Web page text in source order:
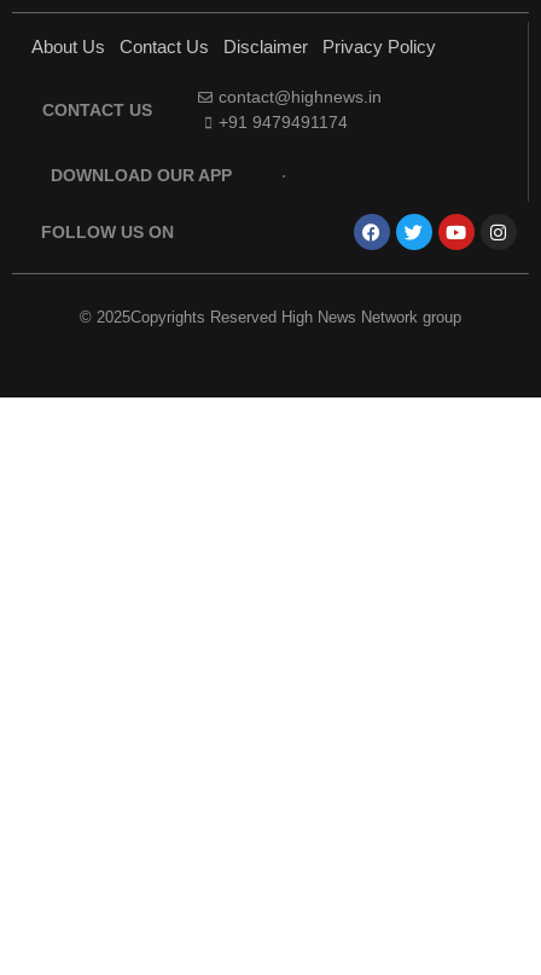
About Us Contact Us Disclaimer Privacy Policy
CONTACT US
contact@highnews.in
+91 9479491174
DOWNLOAD OUR APP
FOLLOW US ON
© 2025Copyrights Reserved High News Network group